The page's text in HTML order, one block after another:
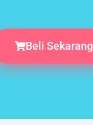
Beli Sekarang